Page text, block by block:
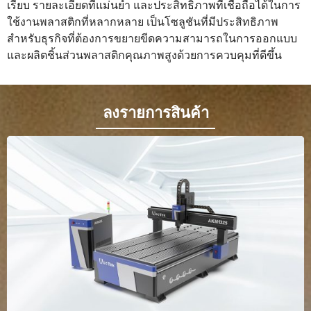
เรียบ รายละเอียดที่แม่นยำ และประสิทธิภาพที่เชื่อถือได้ในการ
ใช้งานพลาสติกที่หลากหลาย เป็นโซลูชันที่มีประสิทธิภาพ
สำหรับธุรกิจที่ต้องการขยายขีดความสามารถในการออกแบบ
และผลิตชิ้นส่วนพลาสติกคุณภาพสูงด้วยการควบคุมที่ดีขึ้น
ลงรายการสินค้า